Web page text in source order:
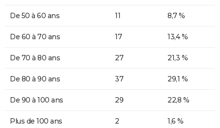
De 50 à 60 ans 11 8,7 %
De 60 à 70 ans 17 13,4 %
De 70 à 80 ans 27 21,3 %
De 80 à 90 ans 37 29,1 %
De 90 à 100 ans 29 22,8 %
Plus de 100 ans 2 1,6 %